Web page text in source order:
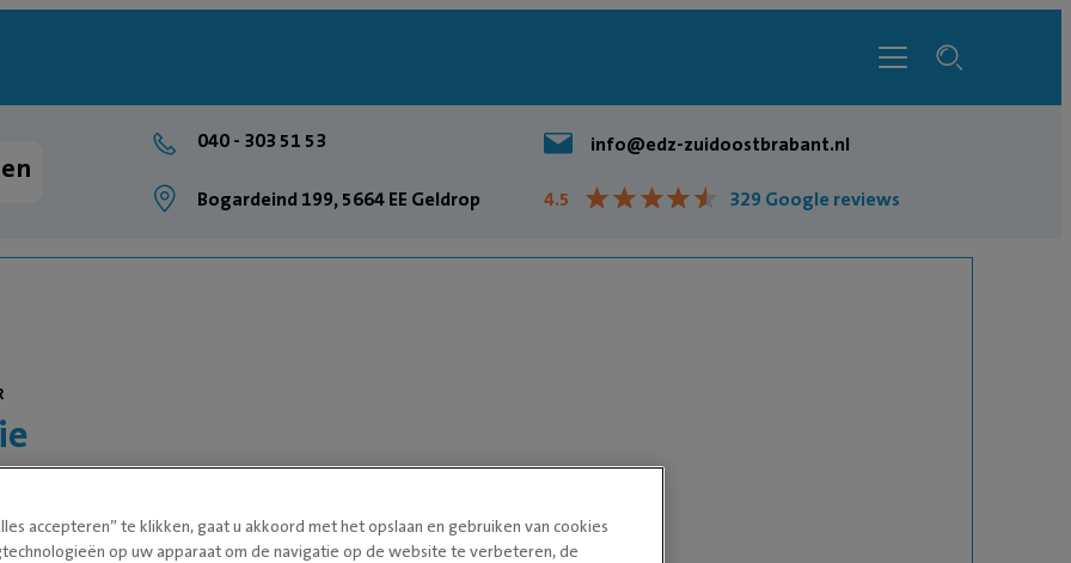
040 - 303 51 53 info@edz-zuidoostbrabant.nl
Bogardeind 199, 5664 EE Geldrop 4.5 ★★★★★
★★★★★ 329 Google reviews
accepteren” te klikken, gaat u akkoord met het opslaan en gebruiken van cookies
op uw apparaat om de navigatie op de website te verbeteren, de